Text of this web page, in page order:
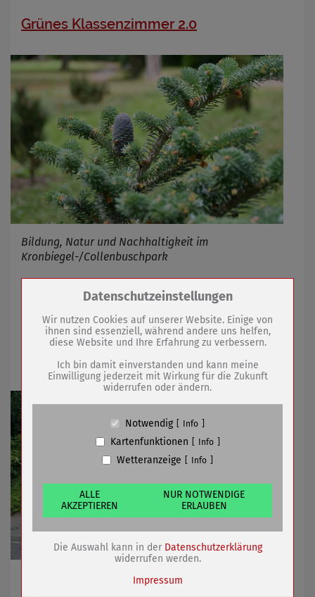
Grünes Klassenzimmer 2.0
Bildung, Natur und Nachhaltigkeit im
Kronbiegel-/Collenbuschpark
Vollsperrung Bahnhofstunnel ab 28. Juli
Umleitungen und Ersatzhaltestellen werden
Zum Betrieb der Seite notwendige Cookies /
Name
PHP Session Cookie
Anbieter
Eigentümer dieser Website (Wenko-
Wenselaar GmbH & Co. KG)
Absicherung Kontaktformular / SPAM
Cookiespeicherung Entscheidungscookie
Anbieter
Eigentümer dieser Website (Wenko-
Wenselaar GmbH & Co. KG)
Zweck
Speichert die Einstellungen der Besucher
bezüglich der Speicherung von Cookies.
Cookie Name
dywc
Cookie Laufzeit
1 Jahr
Datenschutzeinstellungen
Wir nutzen Cookies auf unserer Website. Einige von
ihnen sind essenziell, während andere uns helfen,
diese Website und Ihre Erfahrung zu verbessern.
Ich bin damit einverstanden und kann meine
Einwilligung jederzeit mit Wirkung für die Zukunft
widerrufen oder ändern.
Notwendig Info
Kartenfunktionen Info
Wetteranzeige Info
ALLE
AKZEPTIEREN
NUR NOTWENDIGE
ERLAUBEN
Die Auswahl kann in der Datenschutzerklärung
widerrufen werden.
Impressum